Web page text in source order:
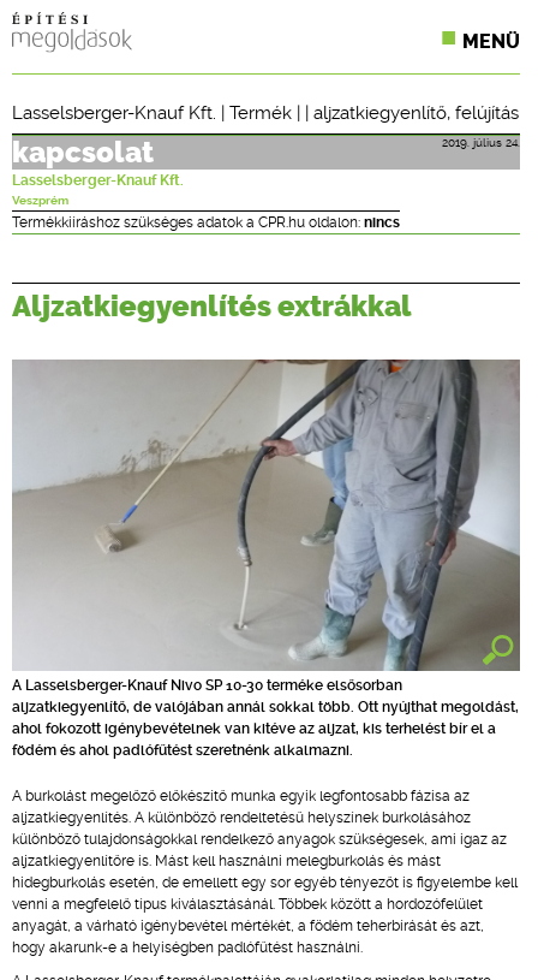
MENÜ
ONLINE KÉPZÉSEK
TERVEZÉSI SEGÉDLETEK
Lasselsberger-Knauf Kft. | Termék | | aljzatkiegyenlítő, felújítás
2019. július 24.
kapcsolat
Lasselsberger-Knauf Kft.
Veszprém
Termékkiíráshoz szükséges adatok a CPR.hu oldalon: nincs
Aljzatkiegyenlítés extrákkal
A Lasselsberger-Knauf Nivo SP 10-30 terméke elsősorban
aljzatkiegyenlítő, de valójában annál sokkal több. Ott nyújthat megoldást,
ahol fokozott igénybevételnek van kitéve az aljzat, kis terhelést bír el a
födém és ahol padlófűtést szeretnénk alkalmazni.
A burkolást megelőző előkészítő munka egyik legfontosabb fázisa az
aljzatkiegyenlítés. A különböző rendeltetésű helyszínek burkolásához
különböző tulajdonságokkal rendelkező anyagok szükségesek, ami igaz az
aljzatkiegyenlítőre is. Mást kell használni melegburkolás és mást
hidegburkolás esetén, de emellett egy sor egyéb tényezőt is figyelembe kell
venni a megfelelő típus kiválasztásánál. Többek között a hordozófelület
anyagát, a várható igénybevétel mértékét, a födém teherbírását és azt,
hogy akarunk-e a helyiségben padlófűtést használni.